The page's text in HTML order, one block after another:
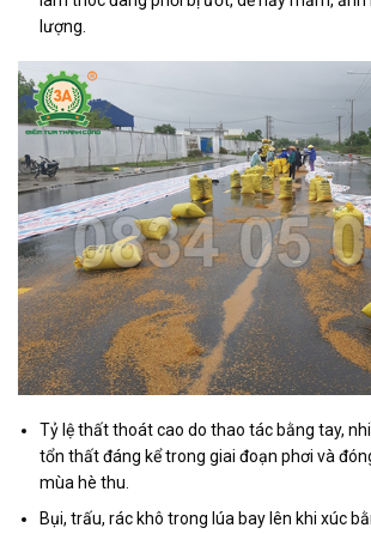
lượng.
Tỷ lệ thất thoát cao do thao tác bằng tay,
tổn thất đáng kể trong giai đoạn phơi và
mùa hè thu.
Bụi, trấu, rác khô trong lúa bay lên khi xúc